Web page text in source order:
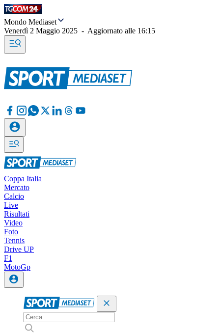
Mondo Mediaset
Venerdì 2 Maggio 2025 - Aggiornato alle 16:15
Coppa Italia
Mercato
Calcio
Live
Risultati
Video
Foto
Tennis
Drive UP
F1
MotoGp